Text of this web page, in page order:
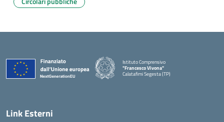
Istituto Comprensivo
"Francesco Vivona"
Calatafimi Segesta (TP)
— Visita la pagina iniziale della scuola
Link Esterni